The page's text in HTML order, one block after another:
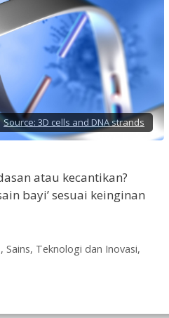
Source: 3D cells and DNA strands
atau kecantikan?
bayi’ sesuai keinginan
, Sains, Teknologi dan Inovasi,